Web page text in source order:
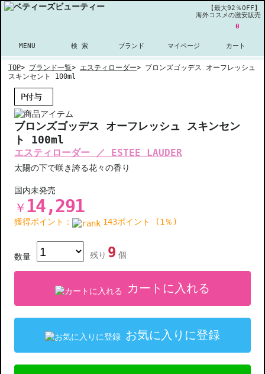
【最大92％OFF】
海外コスメの激安販売
MENU 検 索 ブランド マイページ
0
カート
TOP> ブランド一覧> エスティローダー> ブロンズゴッデス オーフレッシュ
スキンセント 100ml
P付与
ブロンズゴッデス オーフレッシュ スキンセン
ト 100ml
エスティローダー ／ ESTEE LAUDER
太陽の下で咲き誇る花々の香り
国内未発売
￥ 14,291
獲得ポイント： 143ポイント (1％)
数量 残り 9 個
カートに入れる
お気に入りに登録